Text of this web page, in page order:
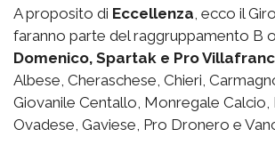
A proposito di Eccellenza , ecco il
faranno parte del raggruppamento B
Domenico, Spartak e Pro
Albese, Cheraschese, Chieri,
Giovanile Centallo, Monregale Calcio,
Ovadese, Gaviese, Pro Dronero e